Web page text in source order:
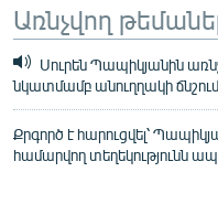
Առնչվող
Սուրեն Պապիկյանին
նկատմամբ անուղղակի
Քրգործ է հարուցվել՝
համարվող տեղեկությունն